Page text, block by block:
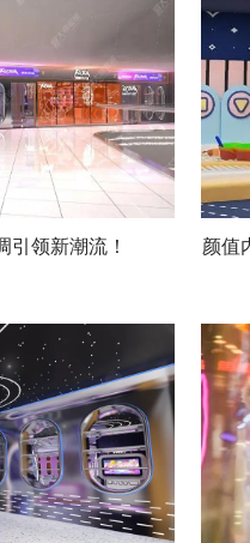
引领新潮流！ 颜值